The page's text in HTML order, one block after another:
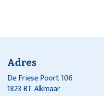
Adres
De Friese Poort 106
1823 BT Alkmaar